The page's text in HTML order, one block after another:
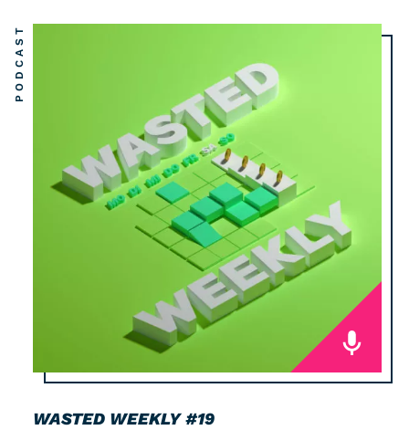
Redebedarf
Last Game Standing
Top 5
RSS-Feed
Unterstützen
WASTED WEEKLY#19
PODCAST